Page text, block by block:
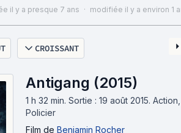
il y a presque 7 ans · modifiée il y a environ 1
CROISSANT
Antigang (2015)
1 h 32 min. Sortie : 19 août 2015. Action,
Policier
Film de Benjamin Rocher